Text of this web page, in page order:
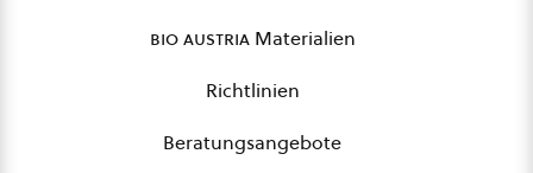
bio austriaMaterialien
Richtlinien
Beratungsangebote